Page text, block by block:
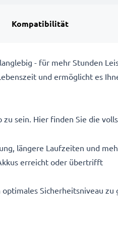
Kompatibilität
- für mehr Stunden
und ermöglicht es
sein. Hier finden Sie die
längere Laufzeiten und
erreicht oder übertrifft
Sicherheitsniveau